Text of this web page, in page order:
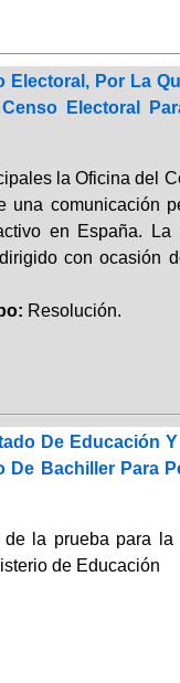
Electoral, Por La
Electoral
la Oficina del
comunicación
en España.
con ocasión
Resolución.
De Educación
Bachiller Para
la prueba para
de Educación